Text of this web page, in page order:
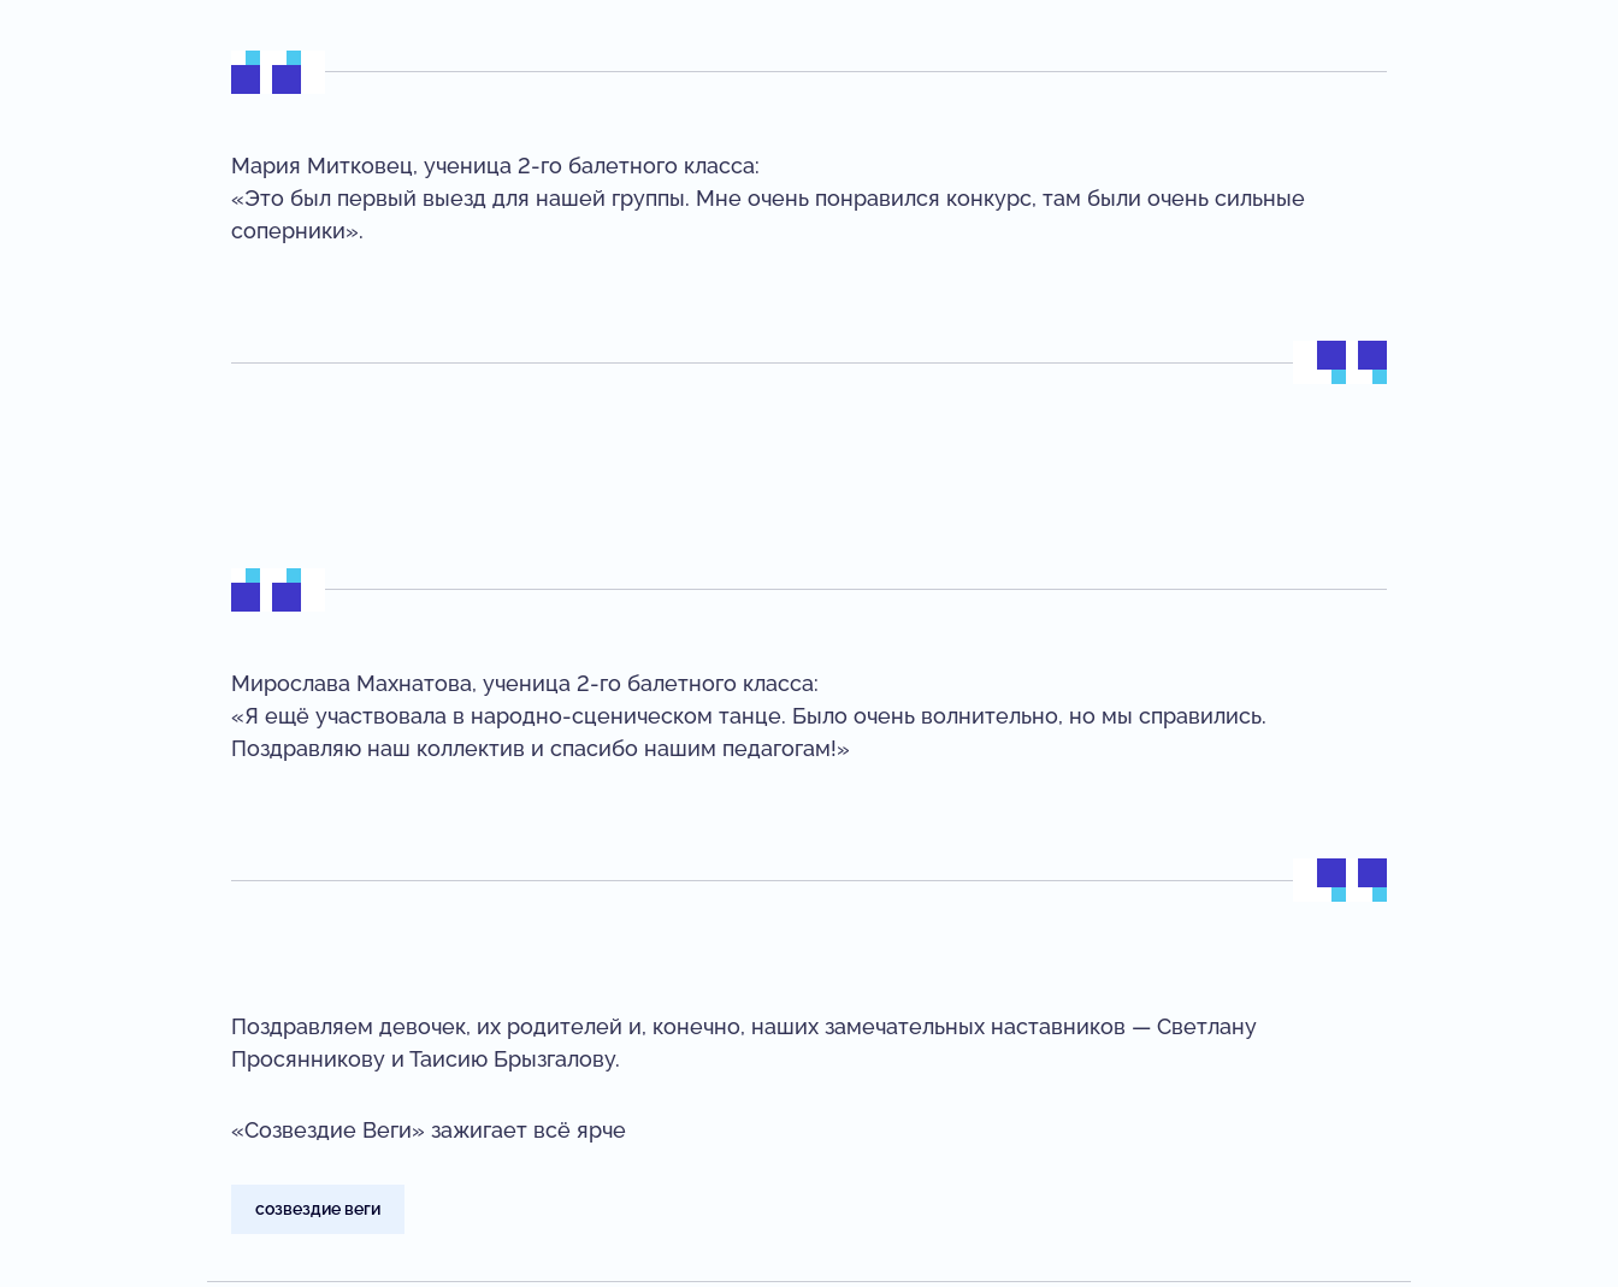
Мария Митковец, ученица 2-го балетного класса:
«Это был первый выезд для нашей группы. Мне очень понравился конкурс, там были очень сильные
соперники».
Мирослава Махнатова, ученица 2-го балетного класса:
«Я ещё участвовала в народно-сценическом танце. Было очень волнительно, но мы справились.
Поздравляю наш коллектив и спасибо нашим педагогам!»
Поздравляем девочек, их родителей и, конечно, наших замечательных наставников — Светлану
Просянникову и Таисию Брызгалову.
«Созвездие Веги» зажигает всё ярче
созвездие веги